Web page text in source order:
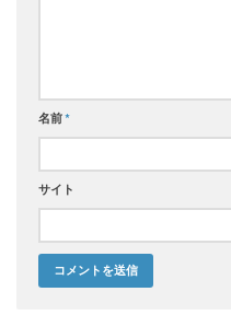
名前*
サイト